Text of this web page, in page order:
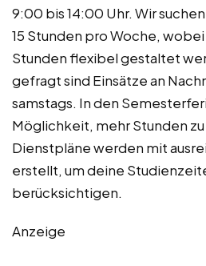
9:00 bis 14:00 Uhr. Wir
15 Stunden pro Woche,
Stunden flexibel gestaltet
gefragt sind Einsätze an
samstags. In den
Möglichkeit, mehr Stunden
Dienstpläne werden mit
erstellt, um deine
berücksichtigen.
Anzeige